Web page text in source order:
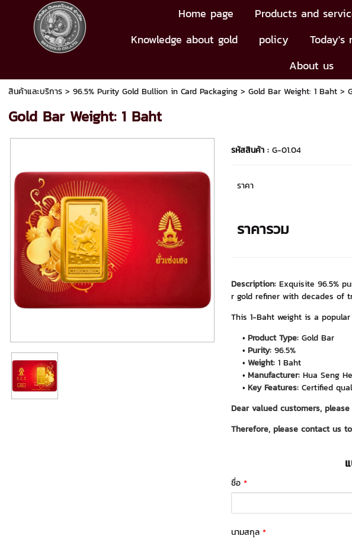
Home page Products and
Knowledge about gold
policy Today's
About us
สินค้าและบริการ> 96.5% Purity Gold Bullion in Card Packaging> Gold Bar Weight: 1 Baht>
Gold Bar Weight: 1 Baht
รหัสสินค้า : G-01.04
ราคา
ราคารวม
Description:Exquisite 96.5%
r gold refiner with decades of
This 1-Baht weight is a
Product Type:Gold Bar
Purity:96.5%
Weight:1 Baht
Manufacturer:Hua Seng
Key Features:Certified
Dear valued customers,
Therefore, please contact us
ชื่อ *
นามสกุล *